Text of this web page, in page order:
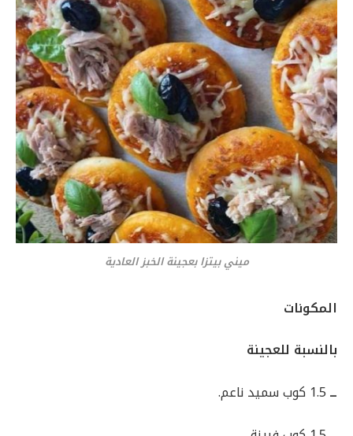
ميني بيتزا بعجينة الخبز العادية
المكونات
بالنسبة للعجينة
ــ1.5 كوب سميد ناعم.